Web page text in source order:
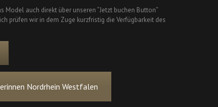
Model auch direkt über unseren “Jetzt buchen Button”
prüfen wir in dem Zuge kurzfristig die Verfügbarkeit des
Nordrhein Westfalen